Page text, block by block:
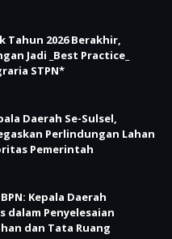
Tahun 2026 Berakhir,
Jadi _Best Practice_
STPN*
Daerah Se-Sulsel,
Perlindungan Lahan
Pemerintah
Kepala Daerah
dalam Penyelesaian
dan Tata Ruang